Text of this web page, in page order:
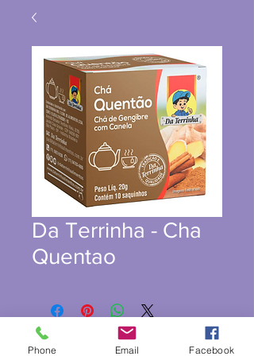
Da Terrinha - Cha
Quentao
Phone Email Facebook